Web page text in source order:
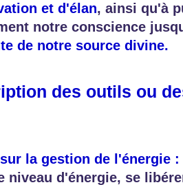
et d'élan, ainsi qu'à
notre conscience
de notre source divine.
des outils ou
la gestion de l'énergie :
niveau d'énergie, se